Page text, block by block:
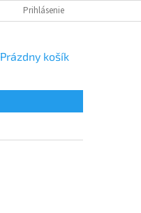
Prihlásenie
NÁKUPNÝ
Prázdny košík